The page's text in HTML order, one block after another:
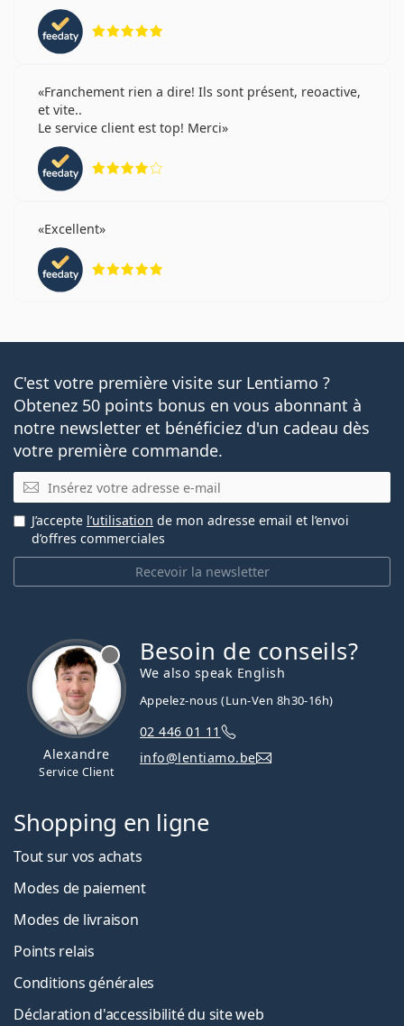
Franchement rien a dire! Ils sont présent, reoactive,
et vite..
Le service client est top! Merci
Excellent
C'est votre première visite sur Lentiamo ?
Obtenez 50 points bonus en vous abonnant à
notre newsletter et bénéficiez d'un cadeau dès
votre première commande.
E-mail
Recevoir la newsletter
J’accepte l’utilisation de mon adresse email et l’envoi
d’offres commerciales
Alexandre
Service Client
Besoin de conseils?
We also speak English
Appelez-nous (Lun-Ven 8h30-16h)
02 446 01 11
info@lentiamo.be
Shopping en ligne
Tout sur vos achats
Modes de paiement
Modes de livraison
Points relais
Conditions générales
Déclaration d'accessibilité du site web